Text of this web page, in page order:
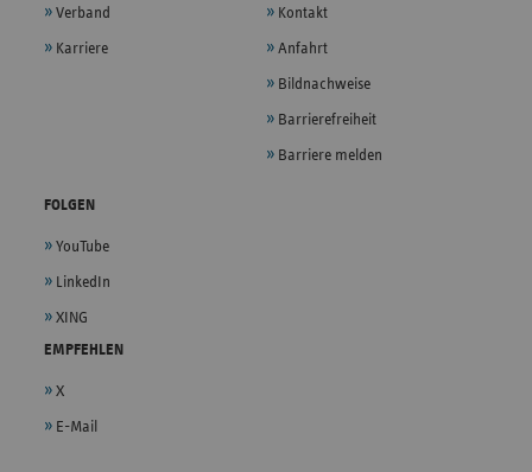
Verband
Karriere
Kontakt
Anfahrt
Bildnachweise
Barrierefreiheit
Barriere melden
FOLGEN
YouTube
LinkedIn
XING
EMPFEHLEN
X
E-Mail